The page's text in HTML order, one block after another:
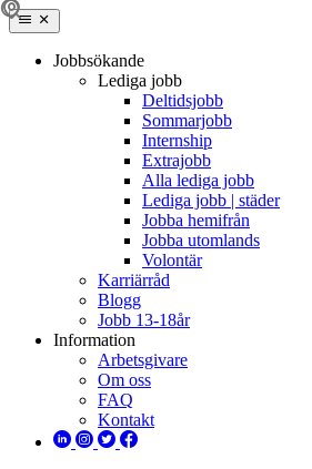
Jobbsökande
Lediga jobb
Deltidsjobb
Sommarjobb
Internship
Extrajobb
Alla lediga jobb
Lediga jobb | städer
Jobba hemifrån
Jobba utomlands
Volontär
Karriärråd
Blogg
Jobb 13-18år
Information
Arbetsgivare
Om oss
FAQ
Kontakt